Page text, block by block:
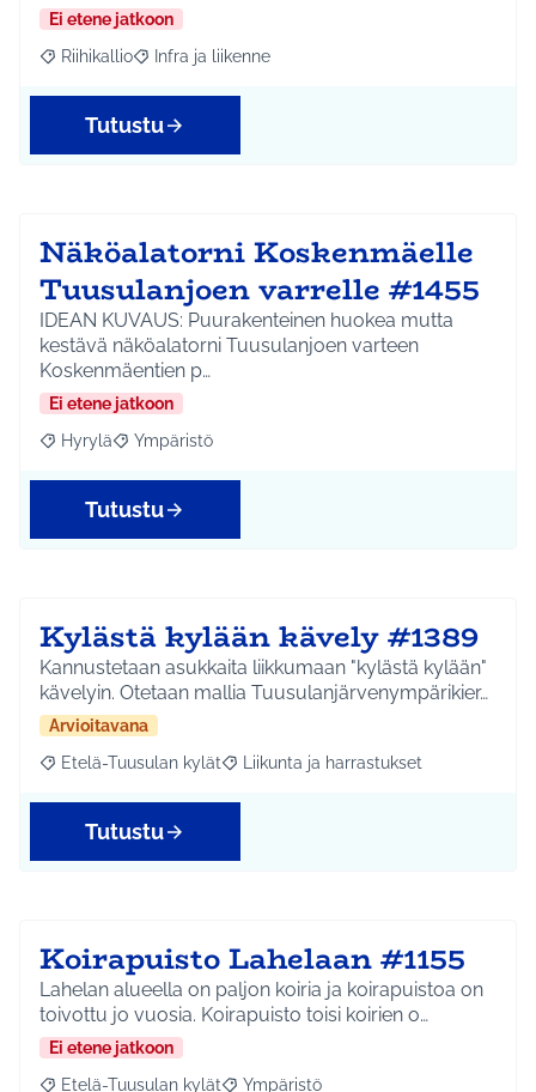
Ei etene jatkoon
Rajaa tulokset aihepiirin mukaan: Riihikallio
Riihikallio Rajaa tulokset teeman mukaan: Infra ja liikenne
Infra ja liikenne
Tutustu
Näköalatorni Koskenmäelle
Tuusulanjoen varrelle #1455
IDEAN KUVAUS: Puurakenteinen huokea mutta
kestävä näköalatorni Tuusulanjoen varteen
Koskenmäentien p…
Ei etene jatkoon
Rajaa tulokset aihepiirin mukaan: Hyrylä
Hyrylä Rajaa tulokset teeman mukaan: Ympäristö
Ympäristö
Tutustu
Kylästä kylään kävely #1389
Kannustetaan asukkaita liikkumaan "kylästä kylään"
kävelyin. Otetaan mallia Tuusulanjärvenympärikier…
Arvioitavana
Rajaa tulokset aihepiirin mukaan: Etelä-Tuusulan kylät
Etelä-Tuusulan kylät Rajaa tulokset teeman mukaan:
Liikunta ja harrastukset
Tutustu
Koirapuisto Lahelaan #1155
Lahelan alueella on paljon koiria ja koirapuistoa on
toivottu jo vuosia. Koirapuisto toisi koirien o…
Ei etene jatkoon
Etelä-Tuusulan kylät Ympäristö